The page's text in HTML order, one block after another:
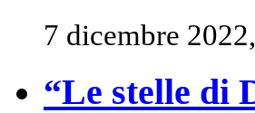
7 dicembre
“Le stelle di